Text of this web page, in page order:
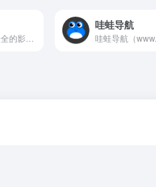
影视狗提供全网最全的影视资源，在线影视、影视下载、影视APP、电视盒子资源、动漫资源等一网打尽。
哇蛙导航